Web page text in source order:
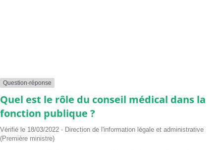
Question-réponse
Quel est le rôle du conseil médical dans la
fonction publique ?
Vérifié le 18/03/2022 - Direction de l'information légale et administrative
(Première ministre)